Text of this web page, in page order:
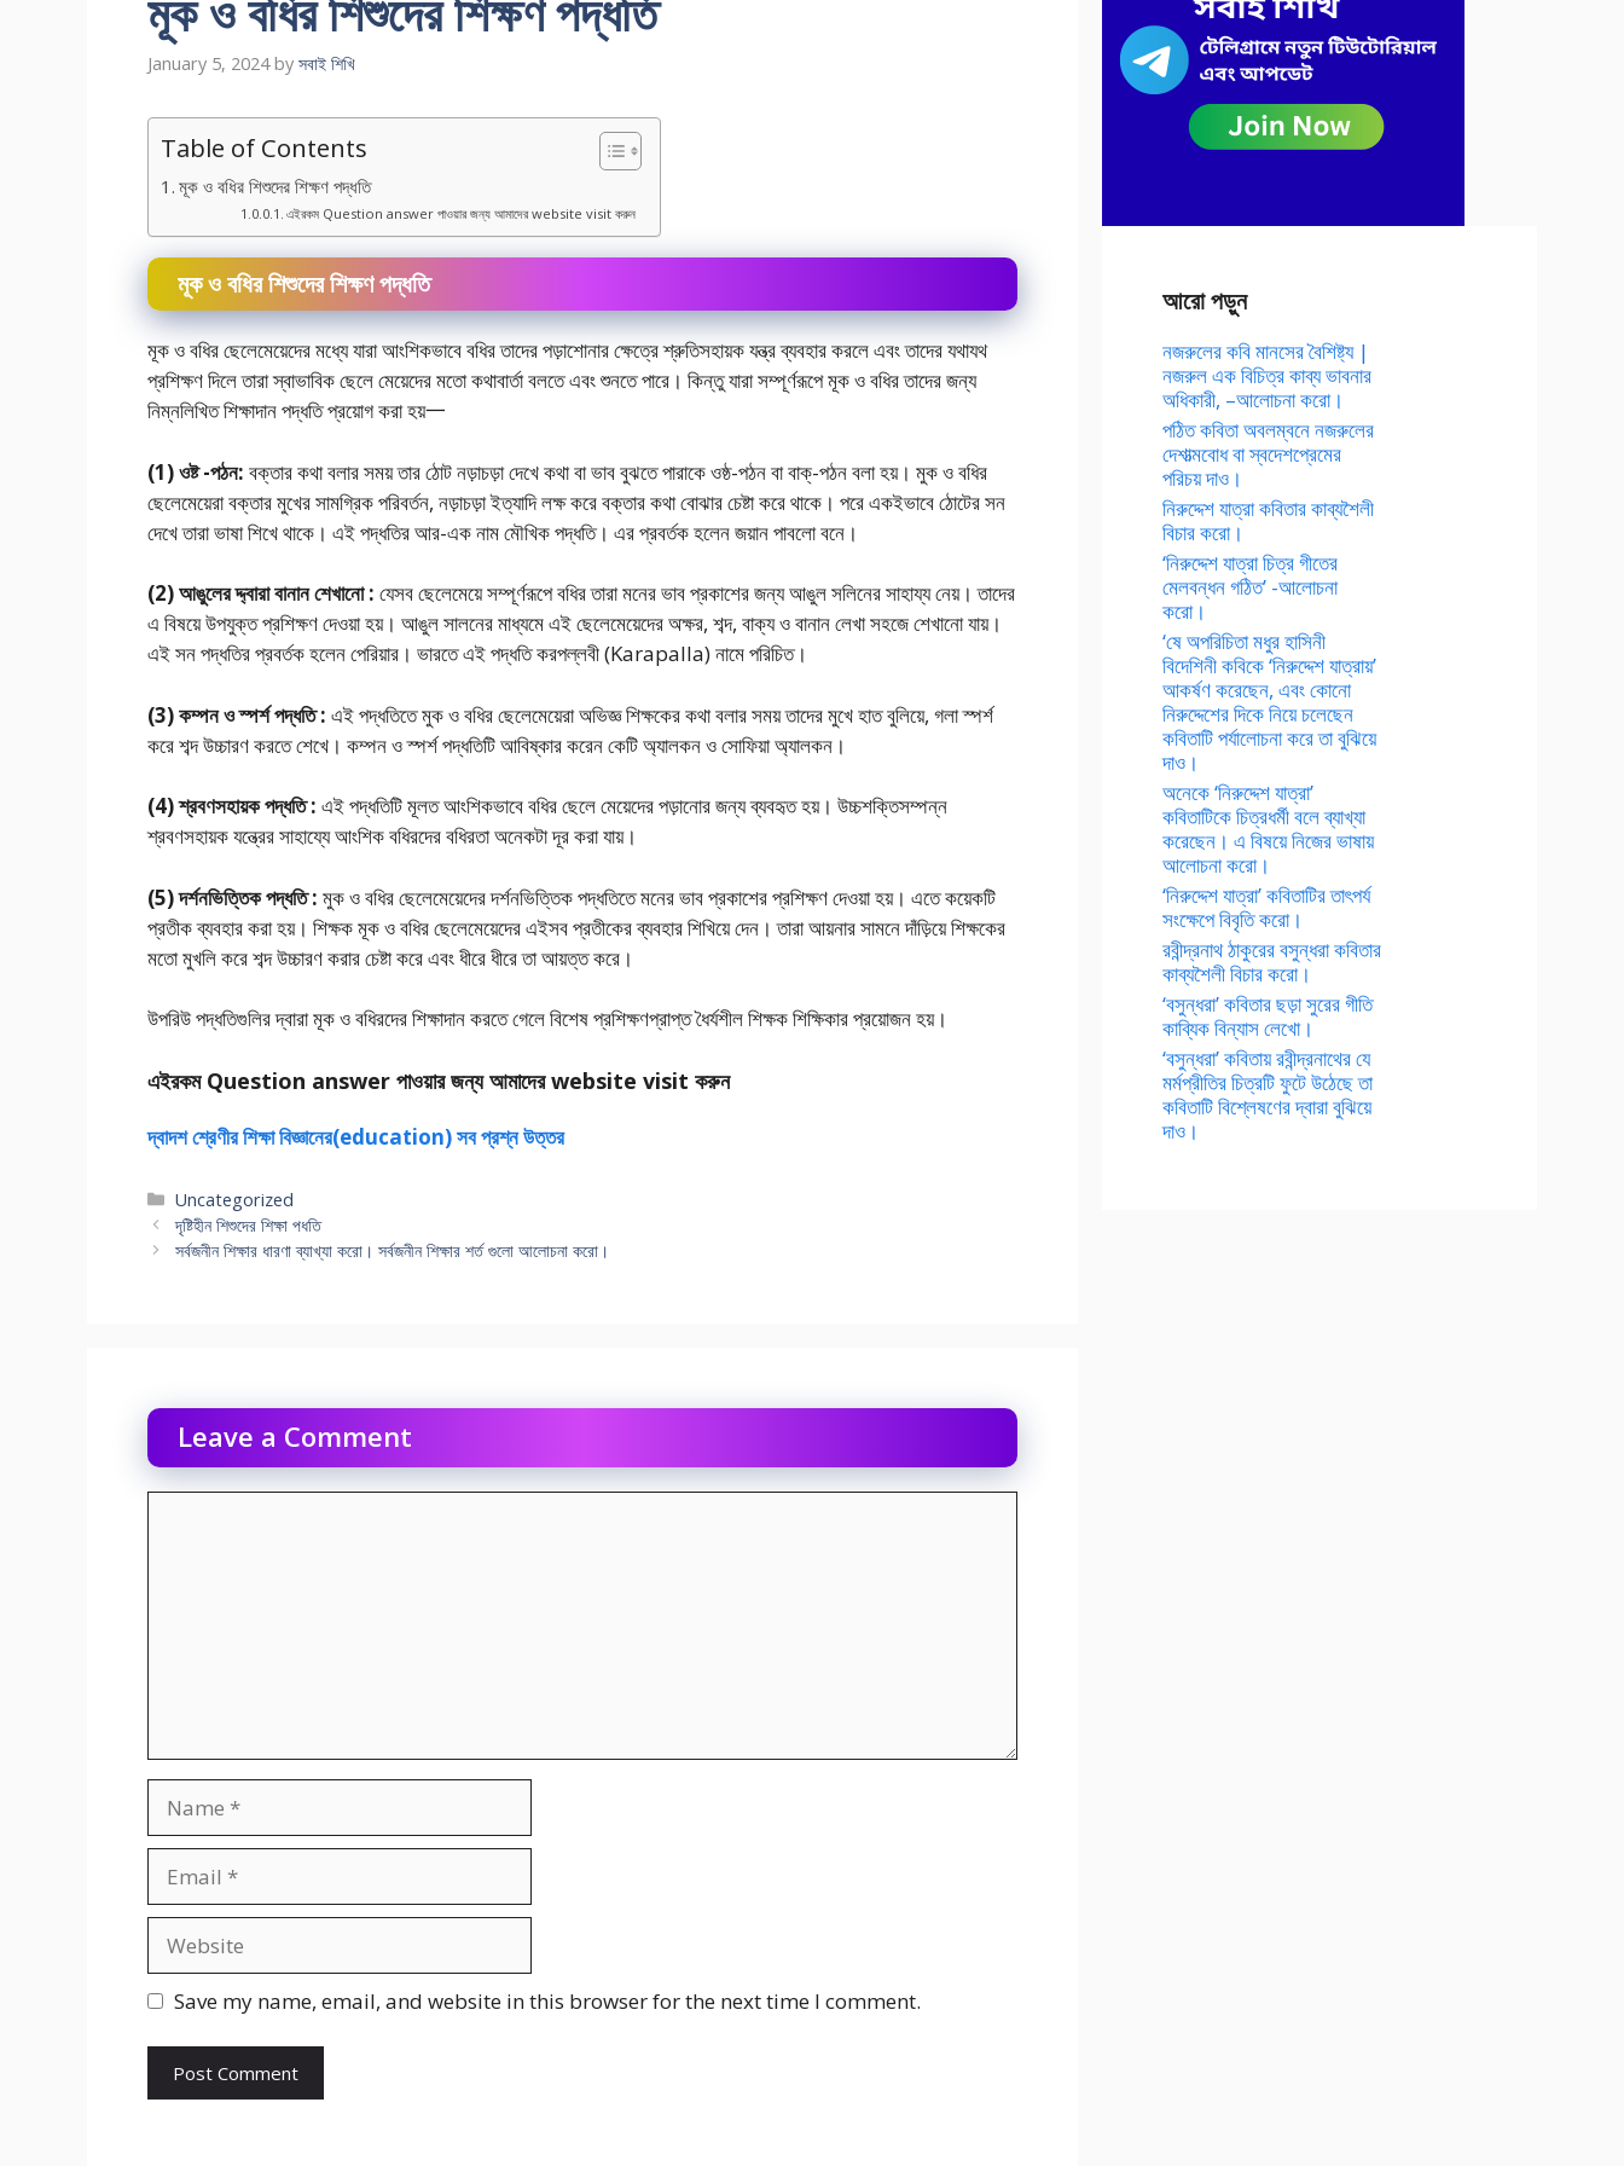
January 5, 2024 by সবাই শিখি
Table of Contents
মূক ও বধির শিশুদের শিক্ষণ পদ্ধতি
এইরকম Question answer পাওয়ার জন্য আমাদের website visit করুন
মূক ও বধির শিশুদের শিক্ষণ পদ্ধতি
মূক ও বধির ছেলেমেয়েদের মধ্যে যারা আংশিকভাবে বধির তাদের পড়াশোনার ক্ষেত্রে শ্রুতিসহায়ক যন্ত্র ব্যবহার করলে এবং তাদের যথাযথ
প্রশিক্ষণ দিলে তারা স্বাভাবিক ছেলে মেয়েদের মতাে কথাবার্তা বলতে এবং শুনতে পারে। কিন্তু যারা সম্পূর্ণরূপে মূক ও বধির তাদের জন্য
নিম্নলিখিত শিক্ষাদান পদ্ধতি প্রয়ােগ করা হয়一
(1) ওষ্ট -পঠন: বক্তার কথা বলার সময় তার ঠোট নড়াচড়া দেখে কথা বা ভাব বুঝতে পারাকে ওষ্ঠ-পঠন বা বাক্-পঠন বলা হয়। মুক ও বধির
ছেলেমেয়েরা বক্তার মুখের সামগ্রিক পরিবর্তন, নড়াচড়া ইত্যাদি লক্ষ করে বক্তার কথা বােঝার চেষ্টা করে থাকে। পরে একইভাবে ঠোটের সন
দেখে তারা ভাষা শিখে থাকে। এই পদ্ধতির আর-এক নাম মৌখিক পদ্ধতি। এর প্রবর্তক হলেন জয়ান পাবলাে বনে।
(2) আঙুলের দ্দ্বারা বানান শেখানো : যেসব ছেলেমেয়ে সম্পূর্ণরূপে বধির তারা মনের ভাব প্রকাশের জন্য আঙুল সলিনের সাহায্য নেয়। তাদের
এ বিষয়ে উপযুক্ত প্রশিক্ষণ দেওয়া হয়। আঙুল সালনের মাধ্যমে এই ছেলেমেয়েদের অক্ষর, শব্দ, বাক্য ও বানান লেখা সহজে শেখানাে যায়।
এই সন পদ্ধতির প্রবর্তক হলেন পেরিয়ার। ভারতে এই পদ্ধতি করপল্লবী (Karapalla) নামে পরিচিত।
(3) কম্পন ও স্পর্শ পদ্ধতি : এই পদ্ধতিতে মুক ও বধির ছেলেমেয়েরা অভিজ্ঞ শিক্ষকের কথা বলার সময় তাদের মুখে হাত বুলিয়ে, গলা স্পর্শ
করে শব্দ উচ্চারণ করতে শেখে। কম্পন ও স্পর্শ পদ্ধতিটি আবিষ্কার করেন কেটি অ্যালকন ও সােফিয়া অ্যালকন।
(4) শ্রবণসহায়ক পদ্ধতি : এই পদ্ধতিটি মূলত আংশিকভাবে বধির ছেলে মেয়েদের পড়ানাের জন্য ব্যবহৃত হয়। উচ্চশক্তিসম্পন্ন
শ্রবণসহায়ক যন্ত্রের সাহায্যে আংশিক বধিরদের বধিরতা অনেকটা দূর করা যায়।
(5) দর্শনভিত্তিক পদ্ধতি : মুক ও বধির ছেলেমেয়েদের দর্শনভিত্তিক পদ্ধতিতে মনের ভাব প্রকাশের প্রশিক্ষণ দেওয়া হয়। এতে কয়েকটি
প্রতীক ব্যবহার করা হয়। শিক্ষক মূক ও বধির ছেলেমেয়েদের এইসব প্রতীকের ব্যবহার শিখিয়ে দেন। তারা আয়নার সামনে দাঁড়িয়ে শিক্ষকের
মতাে মুখলি করে শব্দ উচ্চারণ করার চেষ্টা করে এবং ধীরে ধীরে তা আয়ত্ত করে।
উপরিউ পদ্ধতিগুলির দ্বারা মূক ও বধিরদের শিক্ষাদান করতে গেলে বিশেষ প্রশিক্ষণপ্রাপ্ত ধৈর্যশীল শিক্ষক শিক্ষিকার প্রয়ােজন হয়।
এইরকম Question answer পাওয়ার জন্য আমাদের website visit করুন
দ্বাদশ শ্রেণীর শিক্ষা বিজ্ঞানের(education) সব প্রশ্ন উত্তর
Categories
Uncategorized
দৃষ্টিহীন শিশুদের শিক্ষা পধতি
সর্বজনীন শিক্ষার ধারণা ব্যাখ্যা করো। সর্বজনীন শিক্ষার শর্ত গুলো আলােচনা করাে।
Leave a Comment
Save my name, email, and website in this browser for the next time I comment.
আরো পড়ুন
নজরুলের কবি মানসের বৈশিষ্ট্য |
নজরুল এক বিচিত্র কাব্য ভাবনার
অধিকারী, –আলোচনা করো।
পঠিত কবিতা অবলম্বনে নজরুলের
দেশাত্মবোধ বা স্বদেশপ্রেমের
পরিচয় দাও।
নিরুদ্দেশ যাত্রা কবিতার কাব্যশৈলী
বিচার করো।
‘নিরুদ্দেশ যাত্রা চিত্র গীতের
মেলবন্ধন গঠিত’ -আলোচনা
করো।
‘ষে অপরিচিতা মধুর হাসিনী
বিদেশিনী কবিকে ‘নিরুদ্দেশ যাত্রায়’
আকর্ষণ করেছেন, এবং কোনো
নিরুদ্দেশের দিকে নিয়ে চলেছেন
কবিতাটি পর্যালোচনা করে তা বুঝিয়ে
দাও।
অনেকে ‘নিরুদ্দেশ যাত্রা’
কবিতাটিকে চিত্রধর্মী বলে ব্যাখ্যা
করেছেন। এ বিষয়ে নিজের ভাষায়
আলোচনা করো।
‘নিরুদ্দেশ যাত্রা’ কবিতাটির তাৎপর্য
সংক্ষেপে বিবৃতি করো।
রবীন্দ্রনাথ ঠাকুরের বসুন্ধরা কবিতার
কাব্যশৈলী বিচার করো।
‘বসুন্ধরা’ কবিতার ছড়া সুরের গীতি
কাব্যিক বিন্যাস লেখো।
‘বসুন্ধরা’ কবিতায় রবীন্দ্রনাথের যে
মর্মপ্রীতির চিত্রটি ফুটে উঠেছে তা
কবিতাটি বিশ্লেষণের দ্বারা বুঝিয়ে
দাও।